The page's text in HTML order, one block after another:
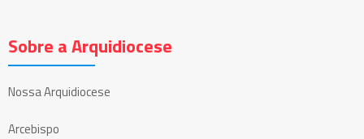
Sobre a Arquidiocese
Nossa Arquidiocese
Arcebispo